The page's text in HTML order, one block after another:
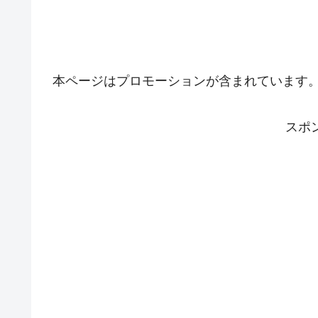
本ページはプロモーションが含まれています。
スポ